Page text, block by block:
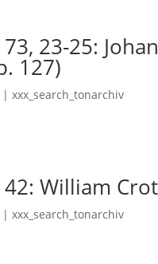
73, 23-25:
127)
|xxx_search_tonarchiv
42: William
|xxx_search_tonarchiv